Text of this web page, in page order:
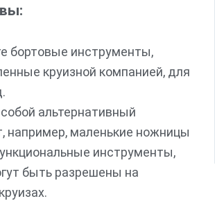
бортовые инструменты,
круизной компанией, для
альтернативный
например, маленькие ножницы
инструменты,
быть разрешены на